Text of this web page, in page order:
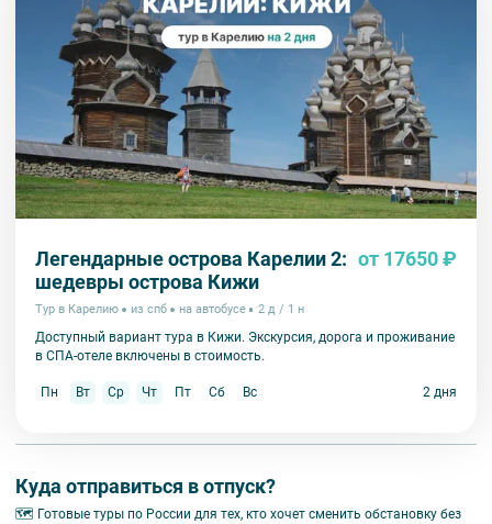
Легендарные острова Карелии 2:
шедевры острова Кижи
от 17650 ₽
Тур в Карелию из спб на автобусе 2 д / 1 н
Доступный вариант тура в Кижи. Экскурсия, дорога и проживание
в СПА-отеле включены в стоимость.
Пн Вт Ср Чт Пт Сб Вс 2 дня
Куда отправиться в отпуск?
🗺 Готовые туры по России для тех, кто хочет сменить обстановку без